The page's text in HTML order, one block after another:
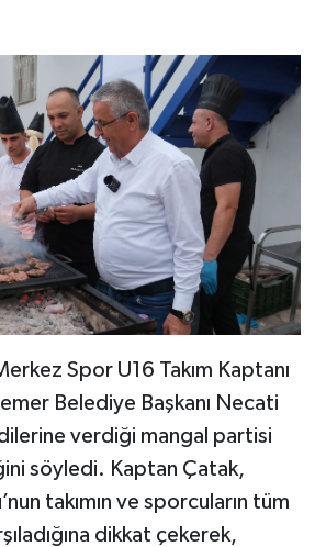
Spor U16 Takım Kaptanı
Belediye Başkanı Necati
verdiği mangal partisi
söyledi. Kaptan Çatak,
takımın ve sporcuların tüm
dikkat çekerek,